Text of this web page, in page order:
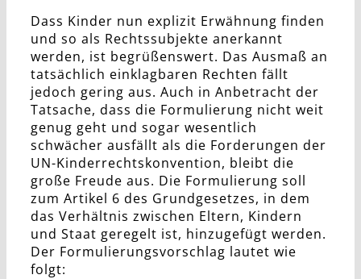
Dass Kinder nun explizit Erwähnung finden
und so als Rechtssubjekte anerkannt
werden, ist begrüßenswert. Das Ausmaß an
tatsächlich einklagbaren Rechten fällt
jedoch gering aus. Auch in Anbetracht der
Tatsache, dass die Formulierung nicht weit
genug geht und sogar wesentlich
schwächer ausfällt als die Forderungen der
UN-Kinderrechtskonvention, bleibt die
große Freude aus. Die Formulierung soll
zum Artikel 6 des Grundgesetzes, in dem
das Verhältnis zwischen Eltern, Kindern
und Staat geregelt ist, hinzugefügt werden.
Der Formulierungsvorschlag lautet wie
folgt: